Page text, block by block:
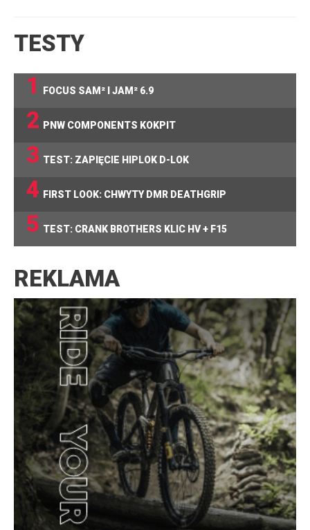
TESTY
1
FOCUS SAM² I JAM² 6.9
2 PNW COMPONENTS KOKPIT
3 TEST: ZAPIĘCIE HIPLOK D-LOK
4 FIRST LOOK: CHWYTY DMR DEATHGRIP
5 TEST: CRANK BROTHERS KLIC HV + F15
REKLAMA